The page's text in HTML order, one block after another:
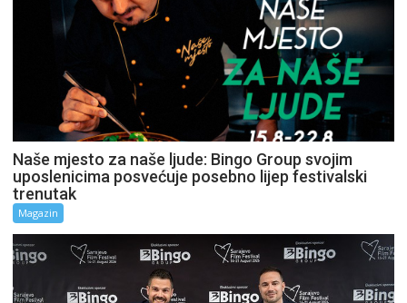
Naše mjesto za naše ljude: Bingo Group svojim
uposlenicima posvećuje posebno lijep festivalski
trenutak
Magazin